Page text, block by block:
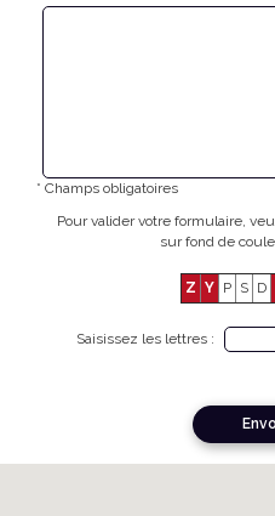
* Champs obligatoires
Pour valider votre formulaire,
sur fond de
Z Y P S D
Saisissez les lettres :